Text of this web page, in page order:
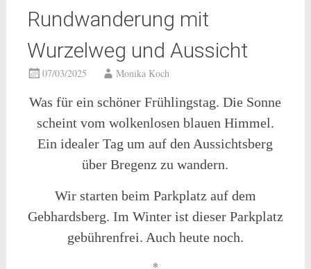
Rundwanderung mit
Wurzelweg und Aussicht
07/03/2025 Monika Koch
Was für ein schöner Frühlingstag. Die Sonne
scheint vom wolkenlosen blauen Himmel.
Ein idealer Tag um auf den Aussichtsberg
über Bregenz zu wandern.
Wir starten beim Parkplatz auf dem
Gebhardsberg. Im Winter ist dieser Parkplatz
gebührenfrei. Auch heute noch.
*